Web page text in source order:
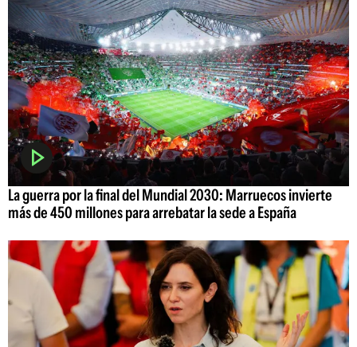
La guerra por la final del Mundial 2030: Marruecos invierte
más de 450 millones para arrebatar la sede a España